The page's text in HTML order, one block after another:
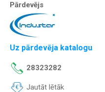
Pārdevējs
Uz pārdevēja katalogu
28323282
Jautāt lētāk